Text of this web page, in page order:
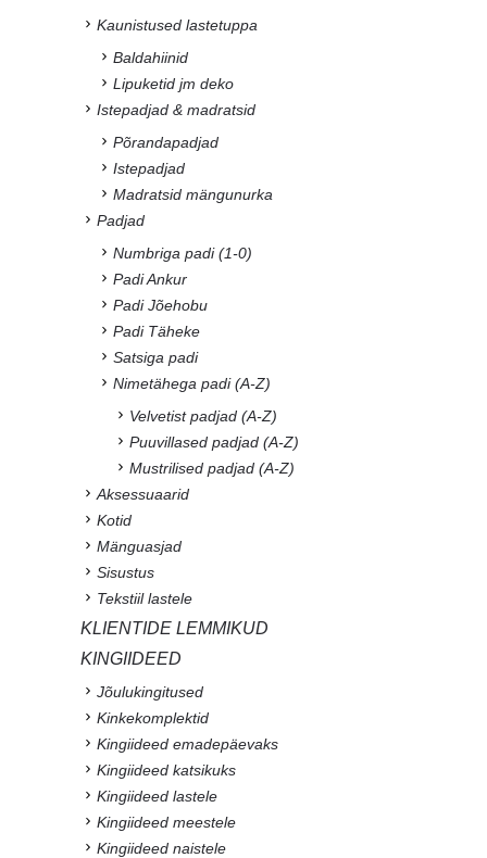
Kaunistused lastetuppa
Baldahiinid
Lipuketid jm deko
Istepadjad & madratsid
Põrandapadjad
Istepadjad
Madratsid mängunurka
Padjad
Numbriga padi (1-0)
Padi Ankur
Padi Jõehobu
Padi Täheke
Satsiga padi
Nimetähega padi (A-Z)
Velvetist padjad (A-Z)
Puuvillased padjad (A-Z)
Mustrilised padjad (A-Z)
Aksessuaarid
Kotid
Mänguasjad
Sisustus
Tekstiil lastele
KLIENTIDE LEMMIKUD
KINGIIDEED
Jõulukingitused
Kinkekomplektid
Kingiideed emadepäevaks
Kingiideed katsikuks
Kingiideed lastele
Kingiideed meestele
Kingiideed naistele